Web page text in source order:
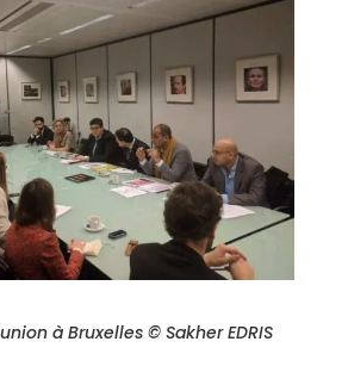
à Bruxelles © Sakher EDRIS